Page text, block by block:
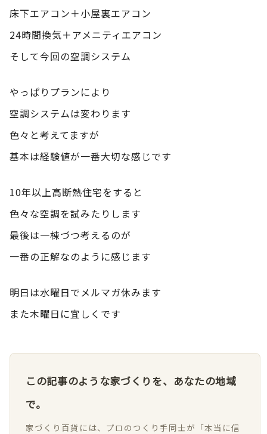
床下エアコン＋小屋裏エアコン
24時間換気＋アメニティエアコン
そして今回の空調システム
やっぱりプランにより
空調システムは変わります
色々と考えてますが
基本は経験値が一番大切な感じです
10年以上高断熱住宅をすると
色々な空調を試みたりします
最後は一棟づつ考えるのが
一番の正解なのように感じます
明日は水曜日でメルマガ休みます
また木曜日に宜しくです
この記事のような家づくりを、あなたの地域
で。
家づくり百貨には、プロのつくり手同士が「本当に信